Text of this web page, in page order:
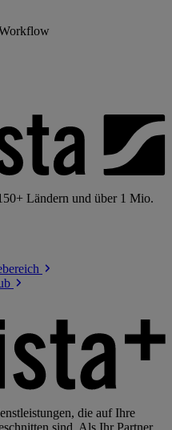
Ländern und über 1 Mio.
die auf Ihre
sind. Als Ihr Partner